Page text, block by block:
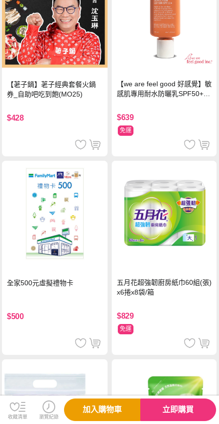
【荖子鍋】荖子經典套餐火鍋
券_自助吧吃到飽(MO25)
$428
【we are feel good 好感覺】敏
感肌專用耐水防曬乳SPF50+ 7
$639
免運
全家500元虛擬禮物卡
$500
五月花超強韌廚房紙巾60組(張)
x6捲x8袋/箱
$829
免運
收藏清單 瀏覽紀錄
加入購物車 立即購買